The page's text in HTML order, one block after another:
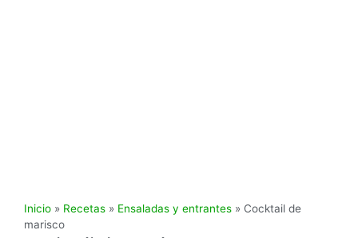
Inicio » Recetas » Ensaladas y entrantes » Cocktail de
marisco